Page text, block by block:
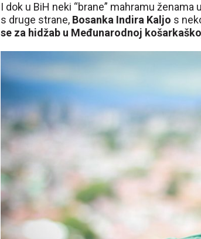
I dok u BiH neki “brane” mahramu
s druge strane, Bosanka Indira Kaljo s
se za hidžab u Međunarodnoj